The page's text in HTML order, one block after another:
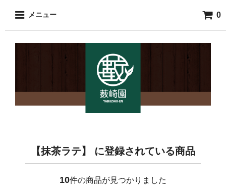
メニュー 0
【抹茶ラテ】 に登録されている商品
10件の商品が見つかりました